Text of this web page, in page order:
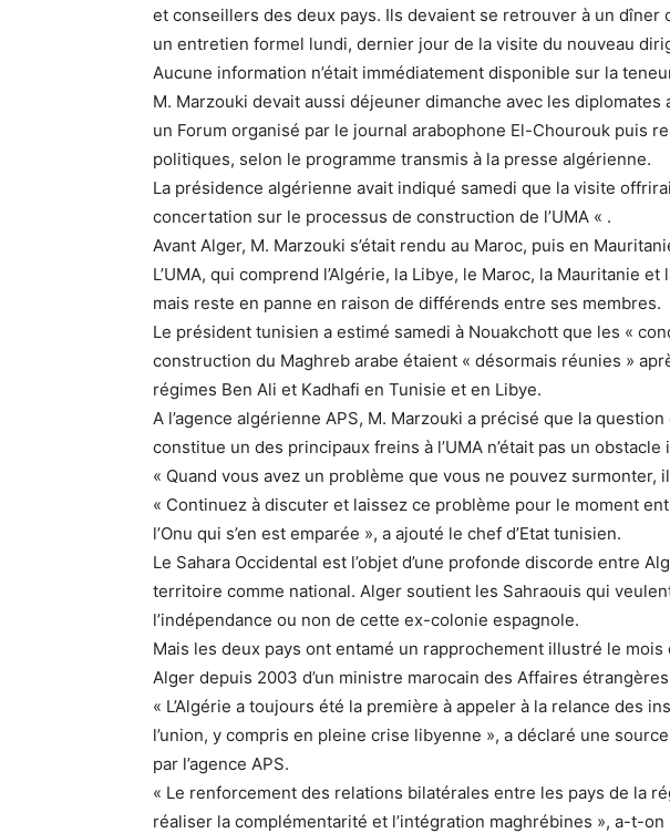
et conseillers des deux pays. Ils devaient se retrouver à un dîner
un entretien formel lundi, dernier jour de la visite du nouveau
Aucune information n’était immédiatement disponible sur la
M. Marzouki devait aussi déjeuner dimanche avec les
un Forum organisé par le journal arabophone El-Chourouk puis
politiques, selon le programme transmis à la presse algérienne.
La présidence algérienne avait indiqué samedi que la visite
concertation sur le processus de construction de l’UMA « .
Avant Alger, M. Marzouki s’était rendu au Maroc, puis en
L’UMA, qui comprend l’Algérie, la Libye, le Maroc, la Mauritanie
mais reste en panne en raison de différends entre ses membres.
Le président tunisien a estimé samedi à Nouakchott que les «
construction du Maghreb arabe étaient « désormais réunies »
régimes Ben Ali et Kadhafi en Tunisie et en Libye.
A l’agence algérienne APS, M. Marzouki a précisé que la
constitue un des principaux freins à l’UMA n’était pas un obstacle
« Quand vous avez un problème que vous ne pouvez
« Continuez à discuter et laissez ce problème pour le moment
l’Onu qui s’en est emparée », a ajouté le chef d’Etat tunisien.
Le Sahara Occidental est l’objet d’une profonde discorde entre
territoire comme national. Alger soutient les Sahraouis qui
l’indépendance ou non de cette ex-colonie espagnole.
Mais les deux pays ont entamé un rapprochement illustré le
Alger depuis 2003 d’un ministre marocain des Affaires
« L’Algérie a toujours été la première à appeler à la relance des
l’union, y compris en pleine crise libyenne », a déclaré une
par l’agence APS.
« Le renforcement des relations bilatérales entre les pays de la
réaliser la complémentarité et l’intégration maghrébines », a-t-